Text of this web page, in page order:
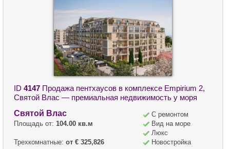
ID 4147 Продажа пентхаусов в комплексе Empirium 2,
Святой Влас — премиальная недвижимость у моря
Святой Влас
Площадь от: 104.00 кв.м
Трехкомнатные: от € 325,826
С ремонтом
Вид на море
Люкс
Новостройка